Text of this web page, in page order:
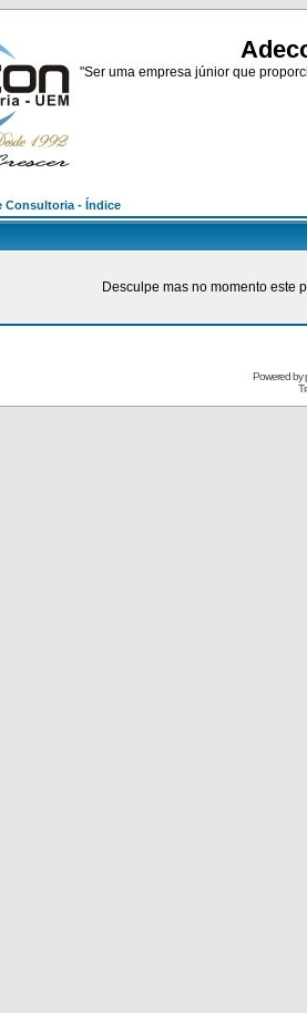
"Ser uma empresa júnior que
Consultoria - Índice
Desculpe mas no momento este
Powered by